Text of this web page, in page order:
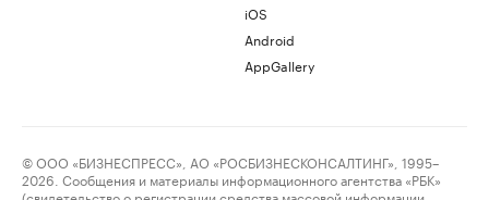
iOS
Android
AppGallery
© ООО «БИЗНЕСПРЕСС», АО «РОСБИЗНЕСКОНСАЛТИНГ», 1995–
2026. Сообщения и материалы информационного агентства «РБК»